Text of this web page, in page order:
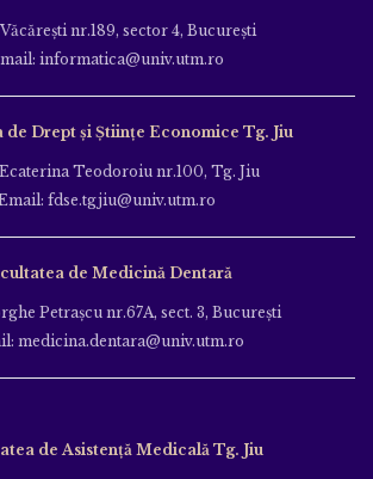
nr.189, sector 4, Bucureşti
informatica@univ.utm.ro
de Drept și Științe Economice Tg. Jiu
Teodoroiu nr.100, Tg. Jiu
fdse.tgjiu@univ.utm.ro
de Medicină Dentară
Petraşcu nr.67A, sect. 3, Bucureşti
medicina.dentara@univ.utm.ro
de Asistență Medicală Tg. Jiu